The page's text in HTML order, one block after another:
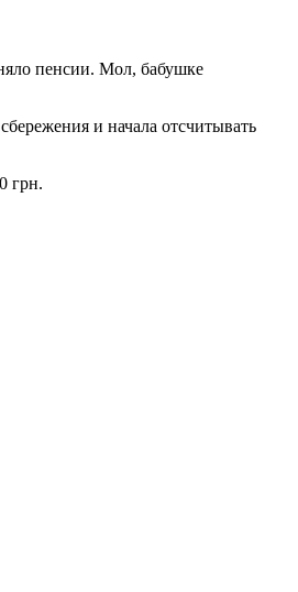
пенсии. Мол, бабушке
и начала отсчитывать
грн.